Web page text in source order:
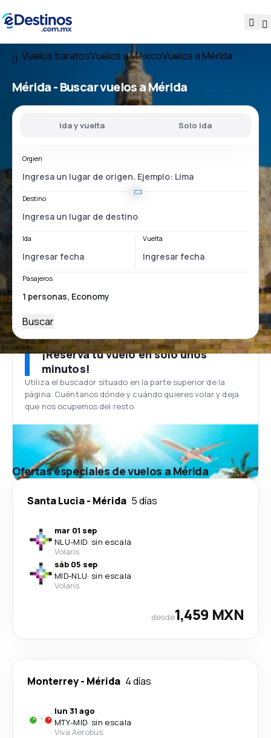
Vuelos baratosVuelos a MéxicoVuelos a Mérida
Mérida - Buscar vuelos a Mérida
Ida y vuelta Solo ida
Orgien
Destino
Ida Vuelta
Pasajeros
Buscar
¡Reserva tu vuelo en solo unos
minutos!
Utiliza el buscador situado en la parte superior de la
página. Cuéntanos dónde y cuándo quieres volar y deja
que nos ocupemos del resto.
Ofertas especiales de vuelos a Mérida
Santa Lucia- Mérida 5 días
mar 01 sep
NLU-MID· sin escala
Volaris
sáb 05 sep
MID-NLU· sin escala
Volaris
desde1,459 MXN
Monterrey- Mérida 4 días
lun 31 ago
MTY-MID· sin escala
Viva Aerobus